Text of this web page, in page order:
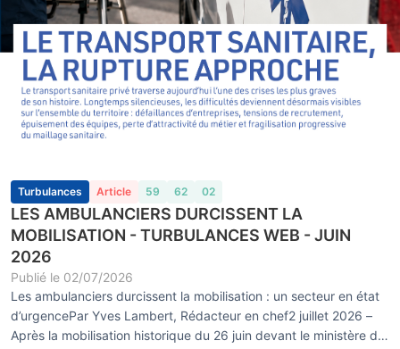
Turbulances Article 59 62 02
LES AMBULANCIERS DURCISSENT LA
MOBILISATION - TURBULANCES WEB - JUIN
2026
Publié le 02/07/2026
Les ambulanciers durcissent la mobilisation : un secteur en état
d’urgencePar Yves Lambert, Rédacteur en chef2 juillet 2026 –
Après la mobilisation historique du 26 juin devant le ministère de